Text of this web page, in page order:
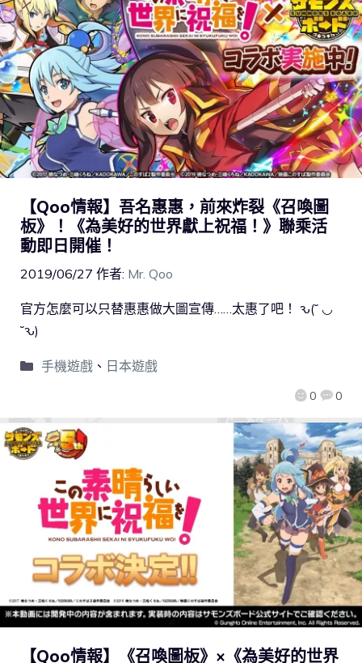
【Qoo情報】吾名惠惠，前來炸裂《召喚圖
板》！《為美好的世界獻上祝福！》聯乘活
動即日開催！
2019/06/27 作者: Mr. Qoo
0 0
官方怎麼可以只替惠惠做大圖宣傳……太惠了吧！ ԅ(˘ ◡
˘ԅ)
手機遊戲、 日本遊戲
【Qoo情報】《召喚圖板》×《為美好的世界